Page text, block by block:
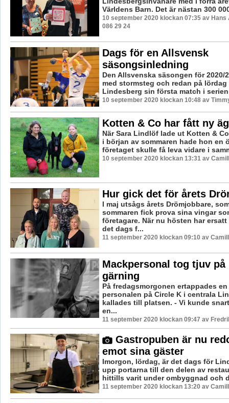
Världens Barn. Det är nästan 300
10 september 2020 klockan 07:35 av Hans
086 29 24
Dags för en Allsvensk
säsongsinledning
Den Allsvenska säsongen för 2020/
med stormsteg och redan på lördag
Lindesberg sin första match i
10 september 2020 klockan 10:48 av
Kotten & Co har fått ny
När Sara Lindlöf lade ut Kotten &
i början av sommaren hade hon en
företaget skulle få leva vidare i
10 september 2020 klockan 13:31 av
Hur gick det för årets
I maj utsågs årets Drömjobbare,
sommaren fick prova sina vingar
företagare. När nu hösten har ersatt
det dags f...
11 september 2020 klockan 09:10 av
Mackpersonal tog tjuv på
gärning
På fredagsmorgonen ertappades
personalen på Circle K i centrala
kallades till platsen. - Vi kunde
en...
11 september 2020 klockan 09:47 av
Gastropuben är nu
emot sina gäster
Imorgon, lördag, är det dags för
upp portarna till den delen av
hittills varit under ombyggnad och
11 september 2020 klockan 13:20 av